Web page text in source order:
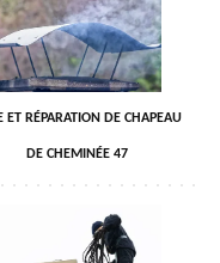
ET RÉPARATION DE CHAPEAU
DE CHEMINÉE 47